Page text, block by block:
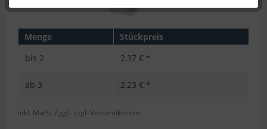
Menge
Stückpreis
bis 2 2,37 € *
ab 3 2,23 € *
inkl. MwSt. / ggf. zzgl. Versandkosten